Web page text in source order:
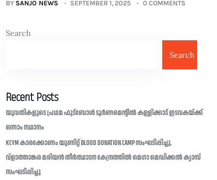
BY SANJO NEWS SEPTEMBER 1, 2025 0 COMMENTS
Search
Search
Recent Posts
യുവതികളുടെ പ്രഥമ ഫുട്ബോൾ ടൂർണമെന്റിൽ കള്ളിക്കാട് ഇടവകയ്ക്ക്
ഒന്നാം സ്ഥാനം
KCYM കാരക്കോണം യുണിറ്റ് BLOOD DONATION CAMP സംഘടിപ്പിച്ചു.
വ്ളാത്താങ്കര മരിയൻ തീർത്ഥാടന കേന്ദ്രത്തിൽ മെഗാ മെഡിക്കൽ ക്യാമ്പ്
സംഘടിപ്പിച്ചു